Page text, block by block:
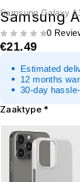
Samsung Galaxy
Samsung
0
€21.49
Estimated
12 months
30-day
Zaaktype *